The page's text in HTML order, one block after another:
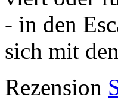
- in den
sich mit
Rezension